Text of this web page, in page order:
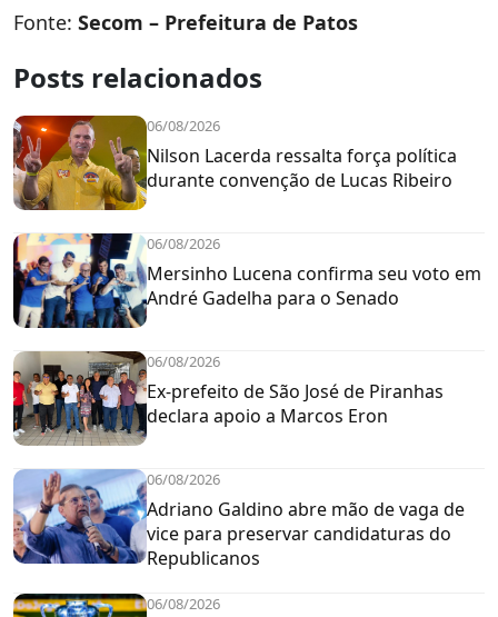
Fonte: Secom – Prefeitura de Patos
Posts relacionados
06/08/2026
Nilson Lacerda ressalta força política
durante convenção de Lucas Ribeiro
06/08/2026
Mersinho Lucena confirma seu voto em
André Gadelha para o Senado
06/08/2026
Ex-prefeito de São José de Piranhas
declara apoio a Marcos Eron
06/08/2026
Adriano Galdino abre mão de vaga de
vice para preservar candidaturas do
Republicanos
06/08/2026